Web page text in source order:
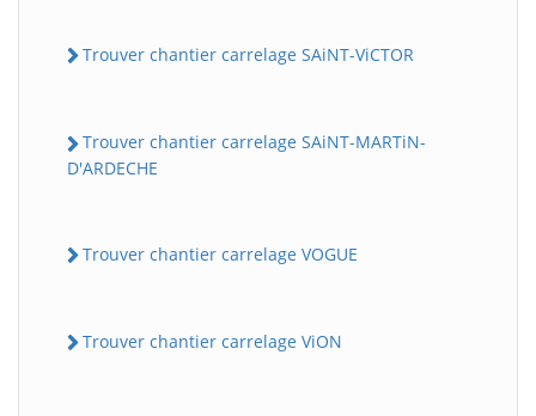
Trouver chantier carrelage SAiNT-ViCTOR
Trouver chantier carrelage SAiNT-MARTiN-
D'ARDECHE
Trouver chantier carrelage VOGUE
Trouver chantier carrelage ViON